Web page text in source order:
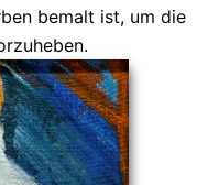
bemalt ist, um die